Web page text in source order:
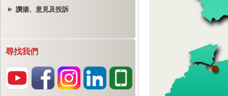
讚揚、意見及投訴
尋找我們